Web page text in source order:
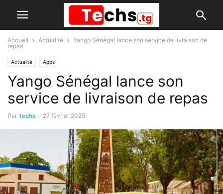
Accueil Actualité
Yango Sénégal lance son service de livraison de
repas
Actualité Apps
Yango Sénégal lance son
service de livraison de repas
Par techs - 27 février 2025